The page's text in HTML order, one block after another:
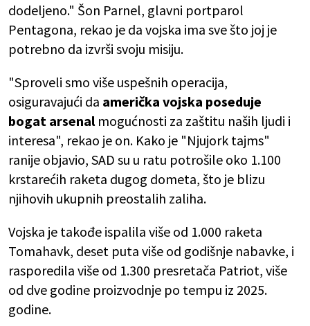
dodeljeno." Šon Parnel, glavni portparol
Pentagona, rekao je da vojska ima sve što joj je
potrebno da izvrši svoju misiju.
"Sproveli smo više uspešnih operacija,
osiguravajući da američka vojska poseduje
bogat arsenal mogućnosti za zaštitu naših ljudi i
interesa", rekao je on. Kako je "Njujork tajms"
ranije objavio, SAD su u ratu potrošile oko 1.100
krstarećih raketa dugog dometa, što je blizu
njihovih ukupnih preostalih zaliha.
Vojska je takođe ispalila više od 1.000 raketa
Tomahavk, deset puta više od godišnje nabavke, i
rasporedila više od 1.300 presretača Patriot, više
od dve godine proizvodnje po tempu iz 2025.
godine.